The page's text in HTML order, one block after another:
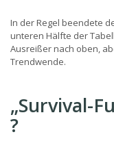
In der Regel beendete
unteren Hälfte der
Ausreißer nach oben,
Trendwende.
„Survival-
?